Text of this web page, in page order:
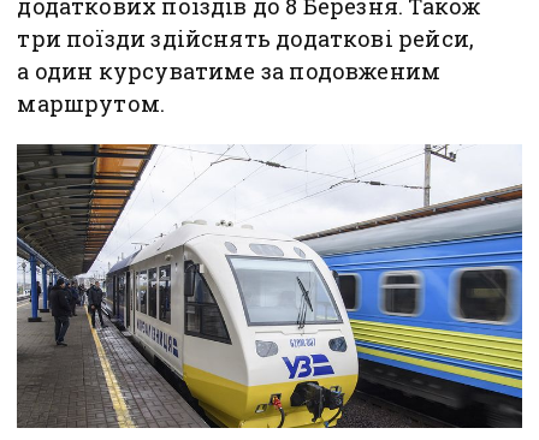
додаткових поїздів до 8 Березня. Також
три поїзди здійснять додаткові рейси,
а один курсуватиме за подовженим
маршрутом.